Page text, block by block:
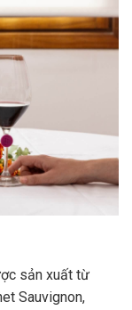
sản xuất từ
Sauvignon,